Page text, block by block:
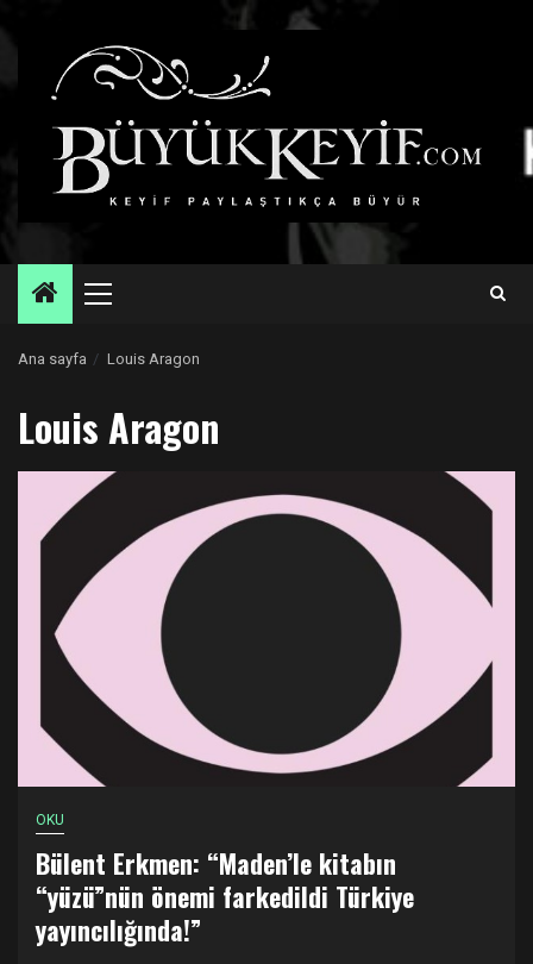
Primary
Ana sayfa Louis Aragon
Louis Aragon
OKU
Bülent Erkmen: “Maden’le kitabın
“yüzü”nün önemi farkedildi Türkiye
yayıncılığında!”